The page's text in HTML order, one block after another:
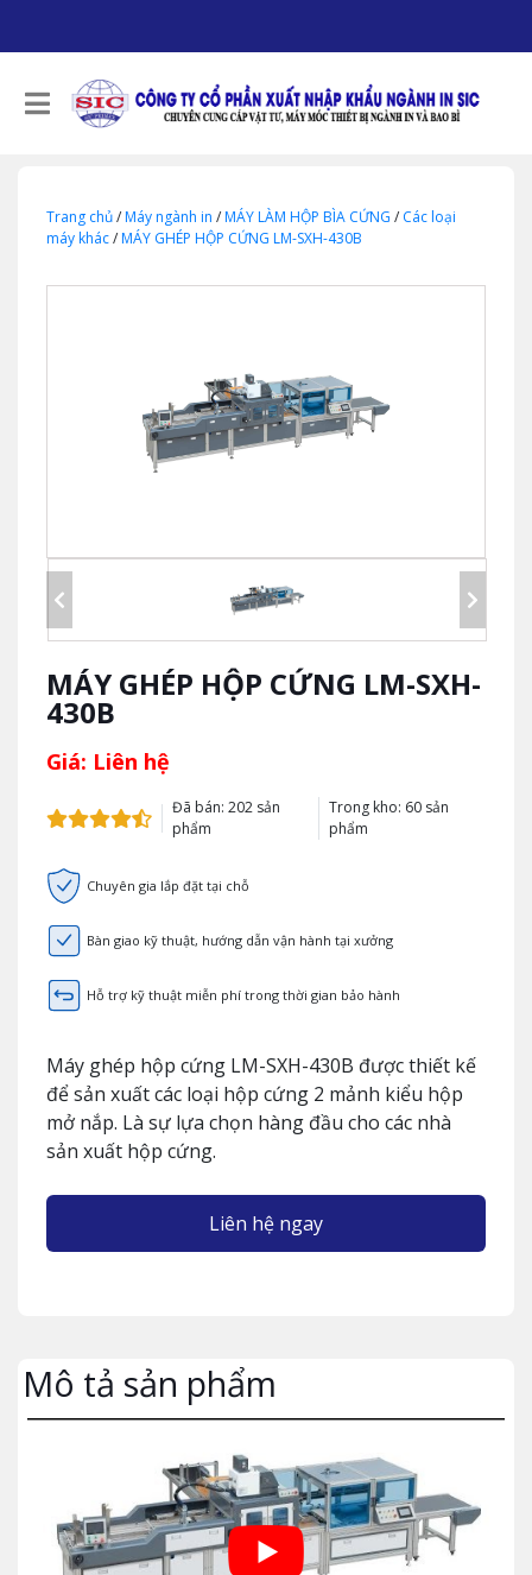
Trang chủ/Máy ngành in /MÁY LÀM HỘP BÌA CỨNG / Các loại
máy khác/MÁY GHÉP HỘP CỨNG LM-SXH-430B
MÁY GHÉP HỘP CỨNG LM-SXH-
430B
Giá: Liên hệ
Đã bán: 202 sản
phẩm
Trong kho: 60 sản
phẩm
Chuyên gia lắp đặt tại chỗ
Bàn giao kỹ thuật, hướng dẫn vận hành tại xưởng
Hỗ trợ kỹ thuật miễn phí trong thời gian bảo hành
Máy ghép hộp cứng LM-SXH-430B được thiết kế
để sản xuất các loại hộp cứng 2 mảnh kiểu hộp
mở nắp. Là sự lựa chọn hàng đầu cho các nhà
sản xuất hộp cứng.
Liên hệ ngay
Mô tả sản phẩm